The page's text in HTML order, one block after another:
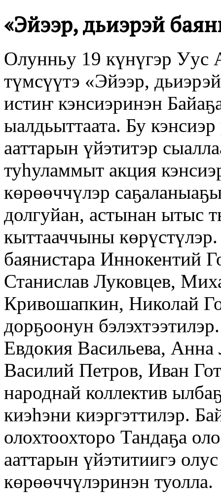
«Эйээр, дьиэрэй
Олунньу 19 күнүгэр Уус
түмсүүтэ «Эйээр,
истиҥ кэнсиэринэн
ыалдьыттаата. Бу
ааттарын үйэтитэр
туһуламмыт акция
көрөөччүлэр
долгуйан, астынан ытыс
кыттааччыны
баянистара Иннокентий
Станислав Луковцев,
Кривошапкин, Николай
дорҕоонун
Евдокия Васильева,
Василий Петров, Иван
народнай коллектив
киэһэни киэргэттилэр.
олохтоохторо Тандаҕа
ааттарын үйэтитиигэ
көрөөччүлэринэн туолла.